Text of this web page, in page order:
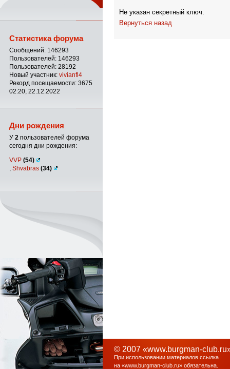
Не указан секретный ключ.
Вернуться назад
Статистика форума
Сообщений: 146293
Пользователей: 146293
Пользователей: 28192
Новый участник: vivianfl4
Рекорд посещаемости: 3675
02:20, 22.12.2022
Дни рождения
У 2 пользователей форума
сегодня дни рождения:
VVP (54)
Shvabras (34)
© 2007 «www.burgman-
При использовании материалов ссылка
на «www.burgman-club.ru» обязательна